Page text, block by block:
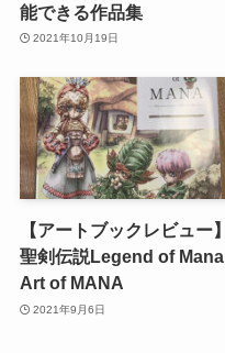
能できる作品集
2021年10月19日
【アートブックレビュー】
聖剣伝説Legend of Mana
Art of MANA
2021年9月6日